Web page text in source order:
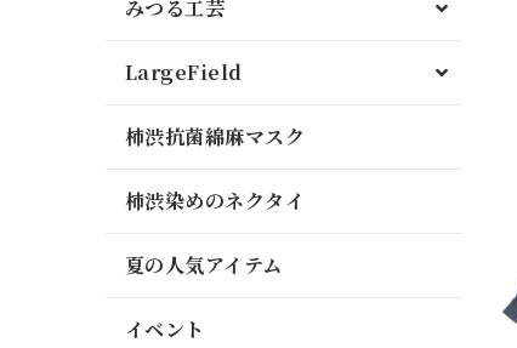
みつる工芸
LargeField
柿渋抗菌綿麻マスク
柿渋染めのネクタイ
夏の人気アイテム
イベント